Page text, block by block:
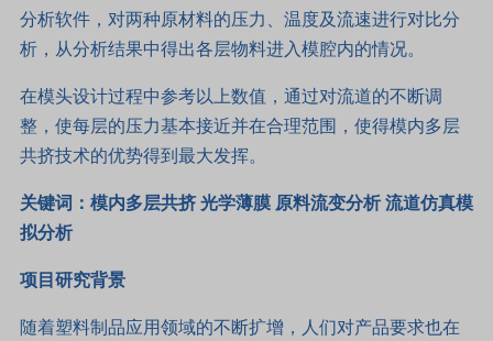
分析软件，对两种原材料的压力、温度及流速进行对比分
析，从分析结果中得出各层物料进入模腔内的情况。
在模头设计过程中参考以上数值，通过对流道的不断调
整，使每层的压力基本接近并在合理范围，使得模内多层
共挤技术的优势得到最大发挥。
关键词：模内多层共挤 光学薄膜 原料流变分析 流道仿真模
拟分析
项目研究背景
随着塑料制品应用领域的不断扩增，人们对产品要求也在